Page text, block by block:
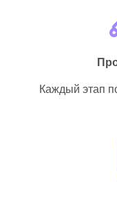
Каждый этап